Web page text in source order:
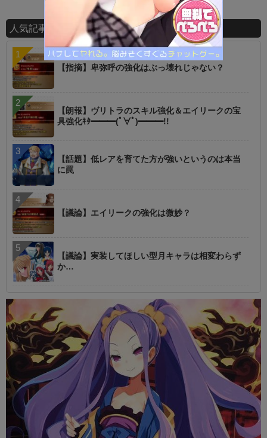
人気記事ランキング
【指摘】卑弥呼の強化はぶっ壊れじゃない？
【朗報】ヴリトラのスキル強化＆エイリークの宝
具強化ｷﾀ━━━(ﾟ∀ﾟ)━━━!!
【話題】低レアを育てた方が強いというのは本当
に罠
【議論】エイリークの強化は微妙？
【議論】実装してほしい型月キャラは相変わらず
か…